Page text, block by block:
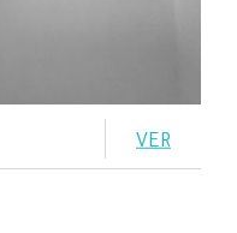
VER